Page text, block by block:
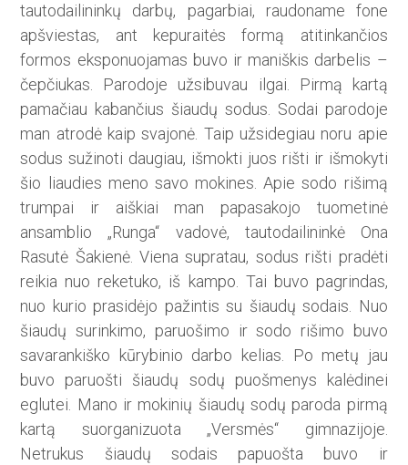
tautodailininkų darbų, pagarbiai, raudoname fone
apšviestas, ant kepuraitės formą atitinkančios
formos eksponuojamas buvo ir maniškis darbelis –
čepčiukas. Parodoje užsibuvau ilgai. Pirmą kartą
pamačiau kabančius šiaudų sodus. Sodai parodoje
man atrodė kaip svajonė. Taip užsidegiau noru apie
sodus sužinoti daugiau, išmokti juos rišti ir išmokyti
šio liaudies meno savo mokines. Apie sodo rišimą
trumpai ir aiškiai man papasakojo tuometinė
ansamblio „Runga“ vadovė, tautodailininkė Ona
Rasutė Šakienė. Viena supratau, sodus rišti pradėti
reikia nuo reketuko, iš kampo. Tai buvo pagrindas,
nuo kurio prasidėjo pažintis su šiaudų sodais. Nuo
šiaudų surinkimo, paruošimo ir sodo rišimo buvo
savarankiško kūrybinio darbo kelias. Po metų jau
buvo paruošti šiaudų sodų puoš­menys kalėdinei
eglutei. Mano ir mokinių šiaudų sodų paroda pirmą
kartą suorganizuota „Versmės“ gimnazijoje.
Netrukus šiaudų sodais papuošta buvo ir